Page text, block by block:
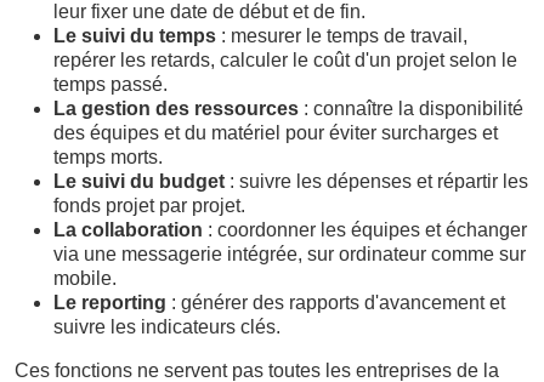
leur fixer une date de début et de fin.
Le suivi du temps : mesurer le temps de travail,
repérer les retards, calculer le coût d'un projet selon le
temps passé.
La gestion des ressources : connaître la disponibilité
des équipes et du matériel pour éviter surcharges et
temps morts.
Le suivi du budget : suivre les dépenses et répartir les
fonds projet par projet.
La collaboration : coordonner les équipes et échanger
via une messagerie intégrée, sur ordinateur comme sur
mobile.
Le reporting : générer des rapports d'avancement et
suivre les indicateurs clés.
Ces fonctions ne servent pas toutes les entreprises de la